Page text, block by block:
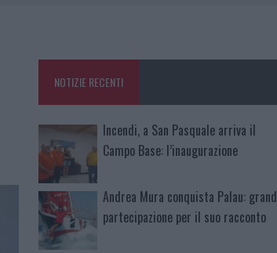
NOTIZIE RECENTI
Incendi, a San Pasquale arriva il
Campo Base: l’inaugurazione
Andrea Mura conquista Palau:
partecipazione per il suo racconto